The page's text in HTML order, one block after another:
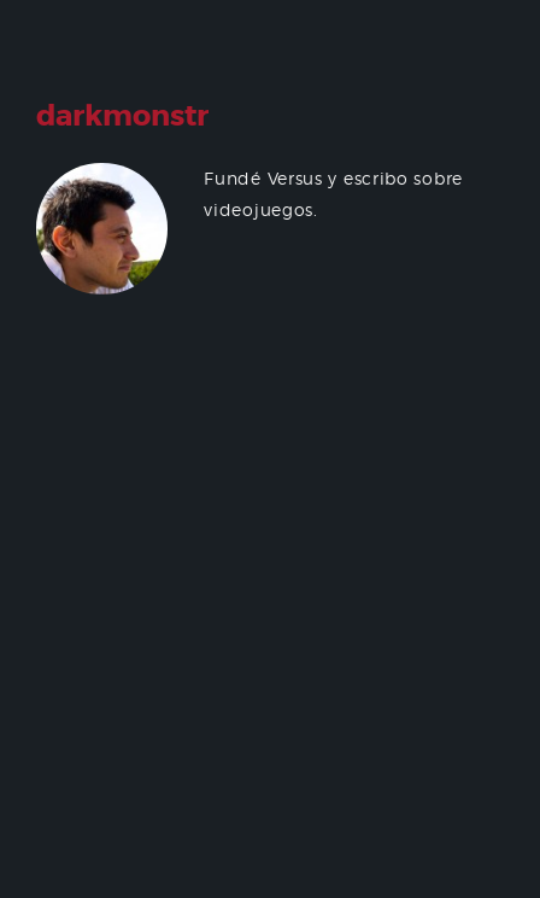
darkmonstr
Fundé Versus y escribo sobre
videojuegos.